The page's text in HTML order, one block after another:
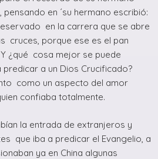
en ´su hermano escribió:
en la carrera que se abre
cruces, porque ese es el pan
¿qué cosa mejor se puede
a un Dios Crucificado?
como un aspecto del amor
confiaba totalmente.
la entrada de extranjeros y
que iba a predicar el Evangelio, a
ya en China algunas